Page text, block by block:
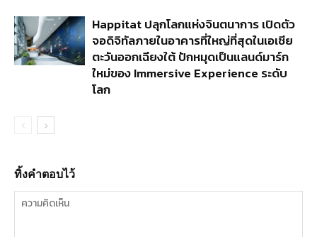
Happitat ปลุกโลกแห่งจินตนาการ เปิดตัว
จอดิจิทัลภายในอาคารที่ใหญ่ที่สุดในเอเชีย
ตะวันออกเฉียงใต้ ปักหมุดเป็นแลนด์มาร์ก
ใหม่ของ Immersive Experience ระดับ
โลก
ทิ้งคำตอบไว้